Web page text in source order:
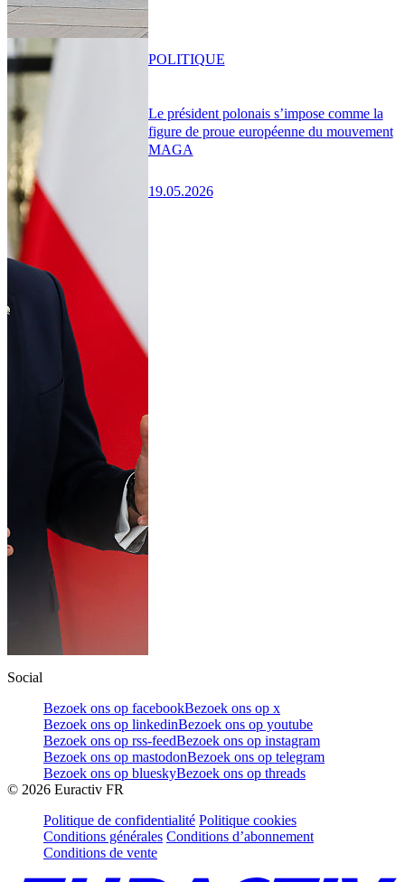
Le président polonais s’impose comme la
figure de proue européenne du mouvement
MAGA
19.05.2026
POLITIQUE
Social
Bezoek ons op facebookBezoek ons op x
Bezoek ons op linkedinBezoek ons op youtube
Bezoek ons op rss-feedBezoek ons op instagram
Bezoek ons op mastodonBezoek ons op telegram
Bezoek ons op blueskyBezoek ons op threads
© 2026 Euractiv FR
Politique de confidentialité Politique cookies
Conditions générales Conditions d’abonnement
Conditions de vente